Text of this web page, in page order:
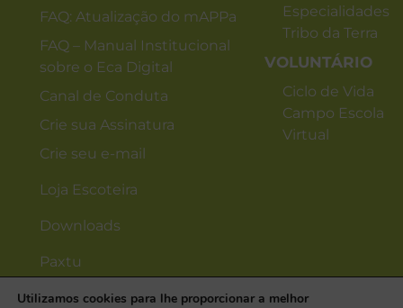
FAQ: Atualização do mAPPa
FAQ – Manual Institucional
sobre o Eca Digital
Canal de Conduta
Crie sua Assinatura
Crie seu e-mail
Loja Escoteira
Downloads
Paxtu
Especialidades
Tribo da Terra
VOLUNTÁRIO
Ciclo de Vida
Campo Escola
Virtual
Utilizamos cookies para lhe proporcionar a melhor